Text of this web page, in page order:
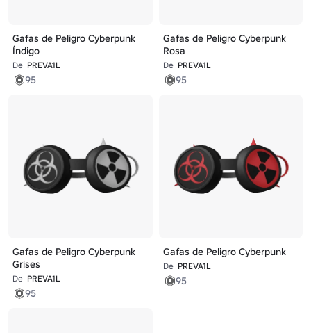
Gafas de Peligro Cyberpunk
Índigo
De PREVA1L
95
Gafas de Peligro Cyberpunk
Rosa
De PREVA1L
95
Gafas de Peligro Cyberpunk
Grises
De PREVA1L
95
Gafas de Peligro Cyberpunk
De PREVA1L
95